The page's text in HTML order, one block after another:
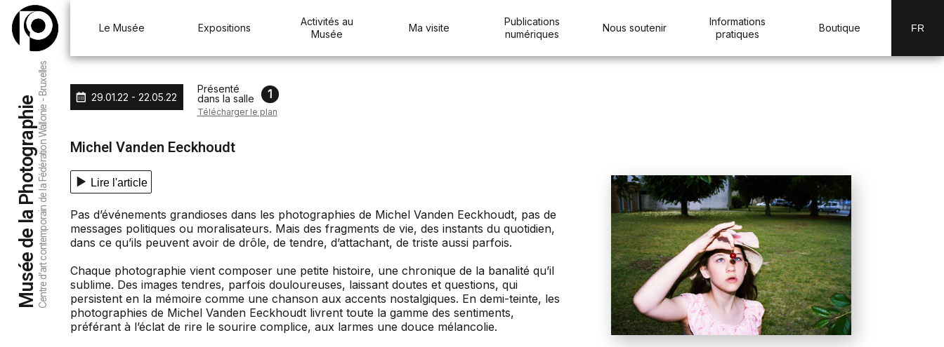
Musée de la PhotographieCentre d’art contemporain de la Fédération Wallonie - Bruxelles
Le Musée Expositions
Activités au
Musée
Ma visite
Publications
numériques
Nous soutenir
Informations
pratiques
Boutique FR
Aller au menu
Aller au contenu
Aller à la recherche
29.01.22 - 22.05.22
Présenté
dans la salle
1
Télécharger le plan
Michel Vanden Eeckhoudt
Lire l'article
Pas d’événements grandioses dans les photographies de Michel Vanden Eeckhoudt, pas de
messages politiques ou moralisateurs. Mais des fragments de vie, des instants du quotidien,
dans ce qu’ils peuvent avoir de drôle, de tendre, d’attachant, de triste aussi parfois.
Chaque photographie vient composer une petite histoire, une chronique de la banalité qu’il
sublime. Des images tendres, parfois douloureuses, laissant doutes et questions, qui
persistent en la mémoire comme une chanson aux accents nostalgiques. En demi-teinte, les
photographies de Michel Vanden Eeckhoudt livrent toute la gamme des sentiments,
préférant à l’éclat de rire le sourire complice, aux larmes une douce mélancolie.